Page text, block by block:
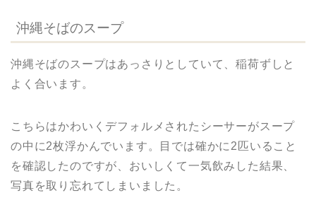
沖縄そばのスープ
沖縄そばのスープはあっさりとしていて、稲荷ずしと
よく合います。
こちらはかわいくデフォルメされたシーサーがスープ
の中に2枚浮かんでいます。目では確かに2匹いること
を確認したのですが、おいしくて一気飲みした結果、
写真を取り忘れてしまいました。